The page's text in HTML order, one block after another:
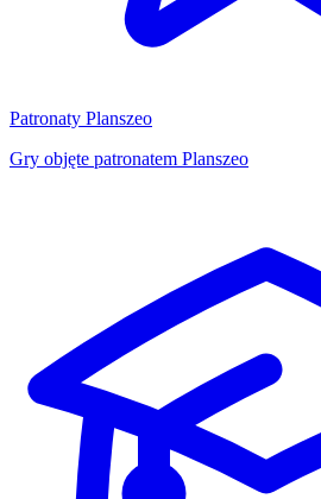
Patronaty Planszeo
Gry objęte patronatem Planszeo